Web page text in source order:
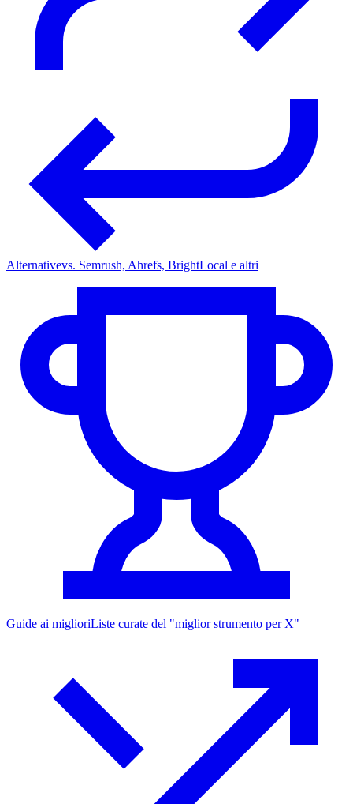
Alternativevs. Semrush, Ahrefs, BrightLocal e altri
Guide ai miglioriListe curate del "miglior strumento per X"